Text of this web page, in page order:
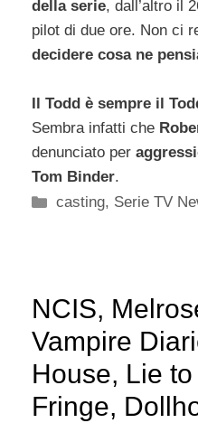
della serie, dall’altro il
pilot di due ore. Non ci
decidere cosa ne
Il Todd è sempre il
Sembra infatti che
denunciato per
Tom Binder.
Categorie
casting, Serie TV
NCIS,
Vampire
House, Lie
Fringe,